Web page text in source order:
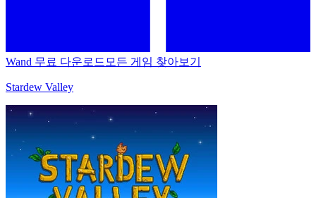
Wand 무료 다운로드 모든 게임 찾아보기
Stardew Valley